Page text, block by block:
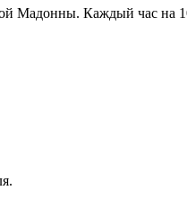
Каждый час на